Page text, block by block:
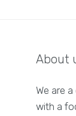
About
We are
with a